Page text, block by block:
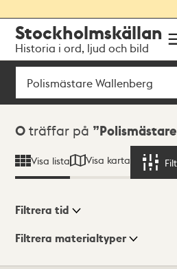
navigationen
huvudinnehållet
Stockholmskällan
Historia i ord, ljud och bild
Sök
Sökresultat
0 träffar på
Visa lista Visa karta
Visningsläge
Filtrera tid
Filtrera materialtyper